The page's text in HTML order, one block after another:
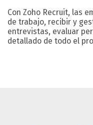
Con Zoho Recruit, las
de trabajo, recibir y
entrevistas, evaluar
detallado de todo el